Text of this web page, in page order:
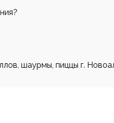
шаурмы, пиццы г.